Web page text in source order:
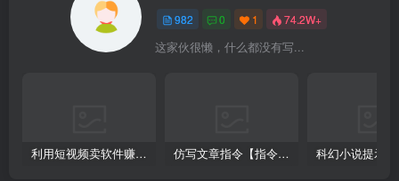
982 0 1 74.2W+
这家伙很懒，什么都没有写...
利用短视频卖软件赚钱，新手小白轻松月入10000+！ 仿写文章指令【指令+教程】